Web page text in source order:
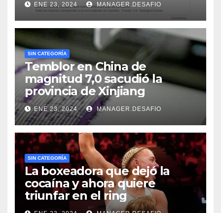
ENE 23, 2024 MANAGER.DESAFIO
SIN CATEGORÍA
Temblor en China de
magnitud 7,0 sacudió la
provincia de Xinjiang
ENE 23, 2024 MANAGER.DESAFIO
SIN CATEGORÍA
La boxeadora que dejó la
cocaína y ahora quiere
triunfar en el ring​